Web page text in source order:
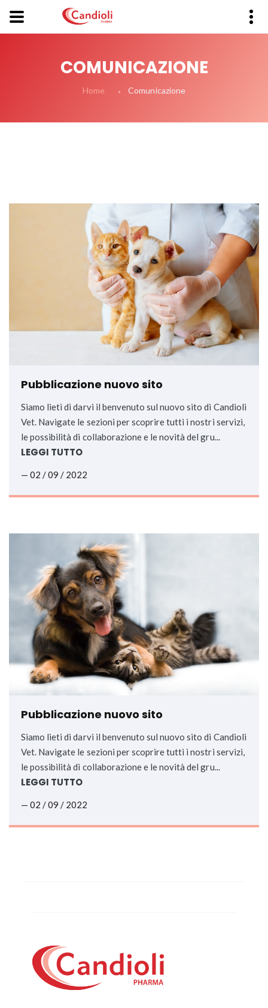
COMUNICAZIONE
Home Comunicazione
Pubblicazione nuovo sito
Siamo lieti di darvi il benvenuto sul nuovo sito di Candioli
Vet. Navigate le sezioni per scoprire tutti i nostri servizi,
le possibilità di collaborazione e le novità del gru...
LEGGI TUTTO
— 02 / 09 / 2022
Pubblicazione nuovo sito
Siamo lieti di darvi il benvenuto sul nuovo sito di Candioli
Vet. Navigate le sezioni per scoprire tutti i nostri servizi,
le possibilità di collaborazione e le novità del gru...
LEGGI TUTTO
— 02 / 09 / 2022